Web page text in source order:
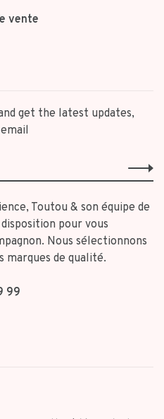
vente
get the latest updates,
Toutou & son équipe de
pour vous
Nous sélectionnons
marques de qualité.
99